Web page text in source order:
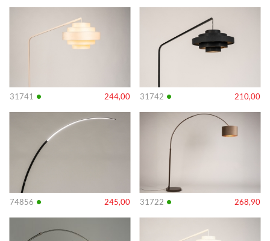
31741 • 244,00
Info
31742 • 210,00
Info
74856 • 245,00
Info
31722 • 268,90
Info
Info Info